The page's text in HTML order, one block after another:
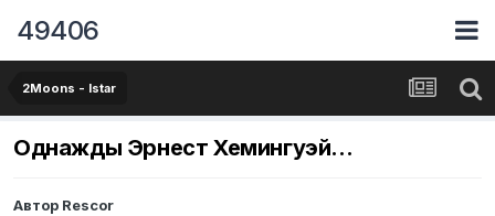
49406
2Moons - Istar
Однажды Эрнест Хемингуэй...
Автор Rescor